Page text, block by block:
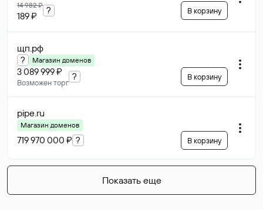
14 982 ₽
189 ₽
? В корзину
щп.рф
? Магазин доменов
3 089 999 ₽
Возможен торг
? В корзину
pipe.ru
Магазин доменов
719 970 000 ₽ ? В корзину
Показать еще